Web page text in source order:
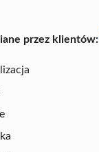
przez klientów: